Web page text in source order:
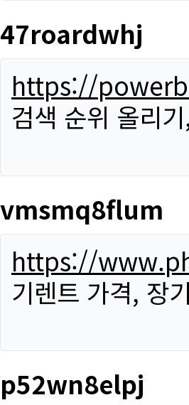
47roardwhj
https://
검색 순위 올리
vmsmq8flum
https://
기렌트 가격, 장
p52wn8elpj